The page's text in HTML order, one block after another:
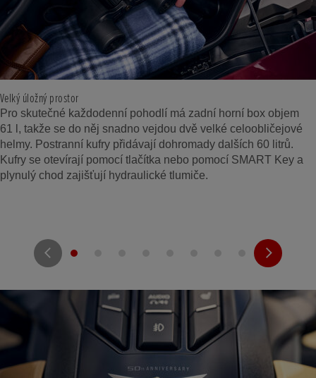
Velký úložný prostor
Pro skutečné každodenní pohodlí má zadní horní box objem
61 l, takže se do něj snadno vejdou dvě velké celoobličejové
helmy. Postranní kufry přidávají dohromady dalších 60 litrů.
Kufry se otevírají pomocí tlačítka nebo pomocí SMART Key a
plynulý chod zajišťují hydraulické tlumiče.